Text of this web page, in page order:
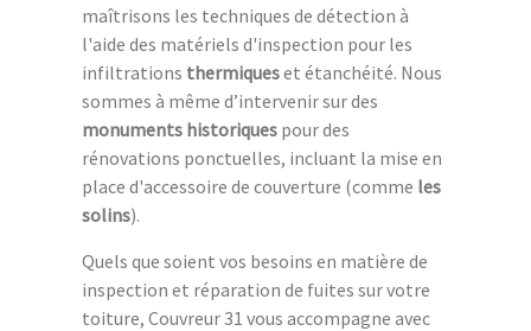
maîtrisons les techniques de détection à
l'aide des matériels d'inspection pour les
infiltrations thermiqueset étanchéité. Nous
sommes à même d’intervenir sur des
monuments historiques pour des
rénovations ponctuelles, incluant la mise en
place d'accessoire de couverture (comme les
solins).
Quels que soient vos besoins en matière de
inspection et réparation de fuites sur votre
toiture, Couvreur 31 vous accompagne avec